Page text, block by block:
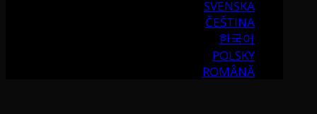
SVENSKA
ČEŠTINA
한국어
POLSKY
ROMÂNĂ